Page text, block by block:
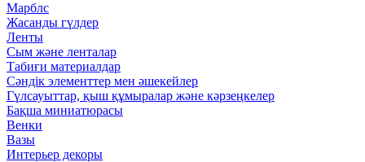
Марблс
Жасанды гүлдер
Ленты
Сым және ленталар
Табиғи материалдар
Сәндік элементтер мен әшекейлер
Гүлсауыттар, қыш құмыралар және кәрзеңкелер
Бақша миниатюрасы
Венки
Вазы
Интерьер декоры